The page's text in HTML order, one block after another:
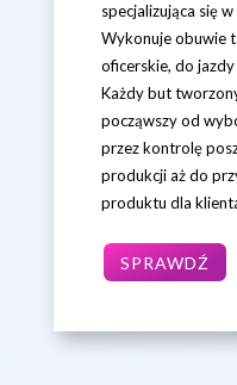
specjalizująca się
Wykonuje obuwie
oficerskie, do
Każdy but
począwszy od
przez kontrolę
produkcji aż do
produktu dla
SPRAWDŹ